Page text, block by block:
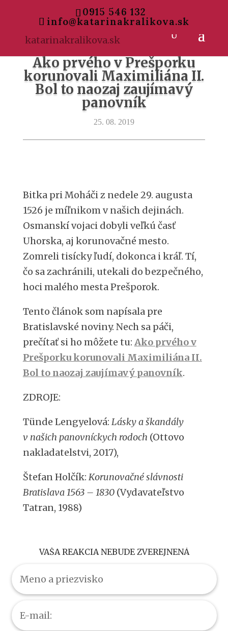
0915 546 132
info@katarinakralikova.sk
Ako prvého v Prešporku
korunovali Maximiliána II.
Bol to naozaj zaujímavý
panovník
25. 08. 2019
Bitka pri Moháči z nedele 29. augusta
1526 je míľnikom v našich dejinách.
Osmanskí vojaci dobyli veľkú časť
Uhorska, aj korunovačné mesto.
Zomreli tisícky ľudí, dokonca i kráľ. Tí,
čo sa zachránili, utekali do bezpečného,
hoci malého mesta Prešporok.
Tento článok som napísala pre
Bratislavské noviny. Nech sa páči,
prečítať si ho môžete tu: Ako prvého v
Prešporku korunovali Maximiliána II.
Bol to naozaj zaujímavý panovník.
ZDROJE:
Tünde Lengyelová: Lásky a škandály
v našich panovníckych rodoch (Ottovo
nakladatelstvi, 2017),
Štefan Holčík: Korunovačné slávnosti
Bratislava 1563 – 1830(Vydavateľstvo
Tatran, 1988)
VAŠA REAKCIA NEBUDE ZVEREJNENÁ